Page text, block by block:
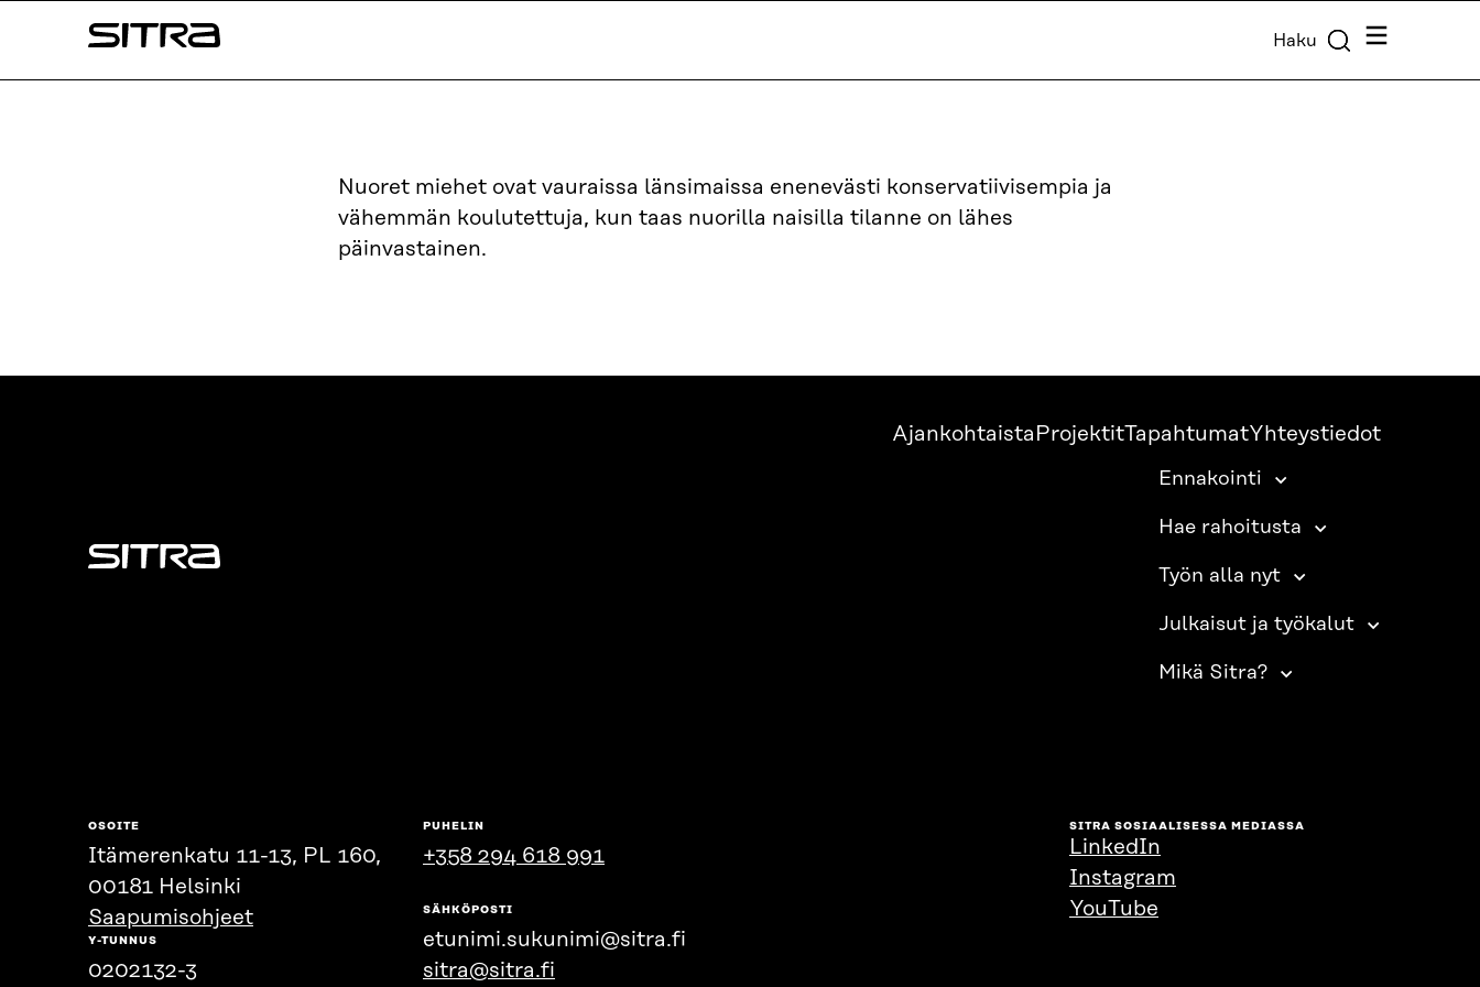
sisältöön
Sitra Haku Valikko
Nuoret miehet ovat vauraissa länsimaissa enenevästi konservatiivisempia ja
vähemmän koulutettuja, kun taas nuorilla naisilla tilanne on lähes
päinvastainen.
Sitra
Ajankohtaista ProjektitTapahtumatYhteystiedot
Ennakointi
Hae rahoitusta
Työn alla nyt
Julkaisut ja työkalut
Mikä Sitra?
OSOITE
Itämerenkatu 11-13, PL 160,
00181 Helsinki
Saapumisohjeet
Y-TUNNUS
0202132-3
PUHELIN
+358 294 618 991
SÄHKÖPOSTI
etunimi.sukunimi@sitra.fi
sitra@sitra.fi
SITRA SOSIAALISESSA MEDIASSA
LinkedIn
Instagram
YouTube